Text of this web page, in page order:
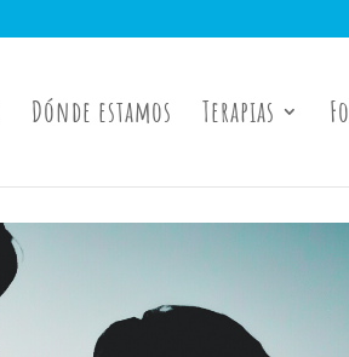
Dónde estamos Terapias